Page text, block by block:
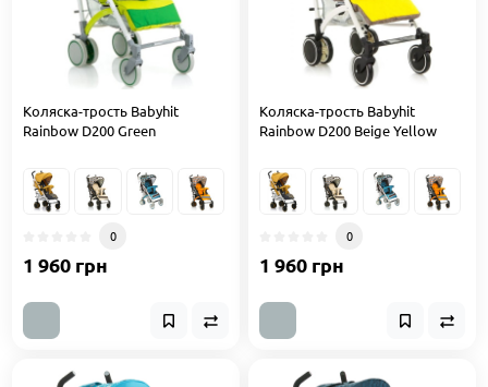
Коляска-трость Babyhit
Rainbow D200 Green
0
1 960 грн
Коляска-трость Babyhit
Rainbow D200 Beige Yellow
0
1 960 грн